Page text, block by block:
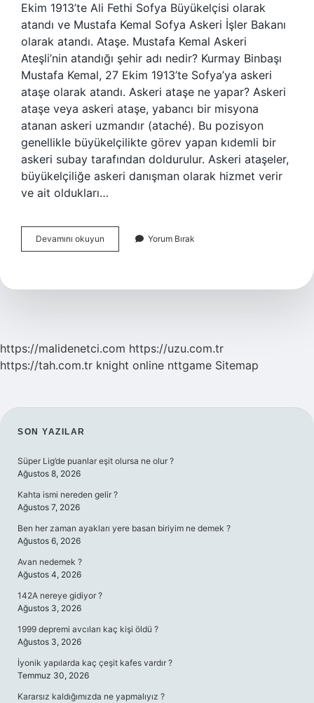
Ekim 1913’te Ali Fethi Sofya Büyükelçisi olarak
atandı ve Mustafa Kemal Sofya Askeri İşler Bakanı
olarak atandı. Ataşe. Mustafa Kemal Askeri
Ateşli’nin atandığı şehir adı nedir? Kurmay Binbaşı
Mustafa Kemal, 27 Ekim 1913’te Sofya’ya askeri
ataşe olarak atandı. Askeri ataşe ne yapar? Askeri
ataşe veya askeri ataşe, yabancı bir misyona
atanan askeri uzmandır (ataché). Bu pozisyon
genellikle büyükelçilikte görev yapan kıdemli bir
askeri subay tarafından doldurulur. Askeri ataşeler,
büyükelçiliğe askeri danışman olarak hizmet verir
ve ait oldukları…
Devamını okuyun
Ataşe
Şehir
Yorum Bırak
https://malidenetci.com https://uzu.com.tr
https://tah.com.tr knight online nttgame Sitemap
SIDEBAR
SON YAZILAR
Süper Lig’de puanlar eşit olursa ne olur ?
Ağustos 8, 2026
Kahta ismi nereden gelir ?
Ağustos 7, 2026
Ben her zaman ayakları yere basan biriyim ne demek ?
Ağustos 6, 2026
Avan nedemek ?
Ağustos 4, 2026
142A nereye gidiyor ?
Ağustos 3, 2026
1999 depremi avcıları kaç kişi öldü ?
Ağustos 3, 2026
İyonik yapılarda kaç çeşit kafes vardır ?
Temmuz 30, 2026
Kararsız kaldığımızda ne yapmalıyız ?